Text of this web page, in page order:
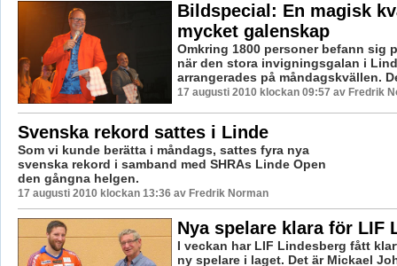
Bildspecial: En magisk
mycket galenskap
Omkring 1800 personer befann sig
när den stora invigningsgalan i
arrangerades på måndagskvällen.
17 augusti 2010 klockan 09:57 av Fredrik
Svenska rekord sattes i Linde
Som vi kunde berätta i måndags, sattes fyra nya
svenska rekord i samband med SHRAs Linde Open
den gångna helgen.
17 augusti 2010 klockan 13:36 av Fredrik Norman
Nya spelare klara för LIF
I veckan har LIF Lindesberg fått
ny spelare i laget. Det är Mickael